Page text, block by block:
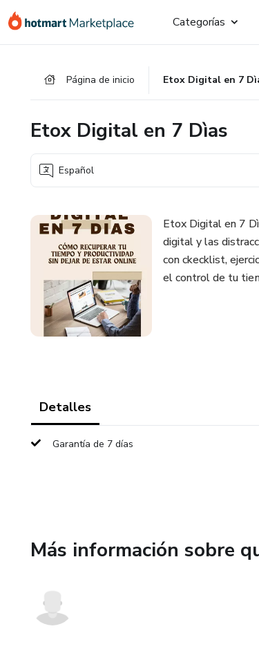
Categorías
Página de inicio Etox Digital en 7
Etox Digital en 7 Dìas
Español
Etox Digital en 7
digital y las
con ckecklist,
el control de tu
Detalles
Garantía de 7 días
Más información sobre